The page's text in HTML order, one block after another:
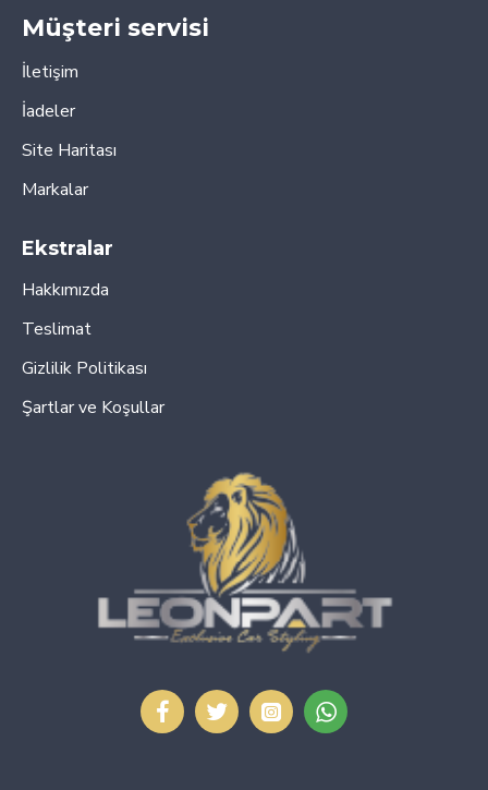
Müşteri servisi
İletişim
İadeler
Site Haritası
Markalar
Ekstralar
Hakkımızda
Teslimat
Gizlilik Politikası
Şartlar ve Koşullar